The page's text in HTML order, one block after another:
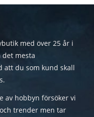
med över 25 år i
det mesta
att du som kund skall
av hobbyn försöker vi
trender men tar